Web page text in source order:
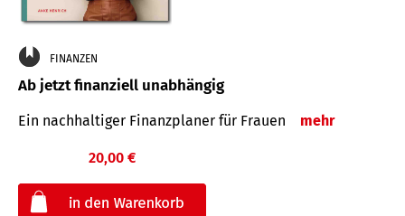
FINANZEN
Ab jetzt finanziell unabhängig
Ein nachhaltiger Finanzplaner für Frauen mehr
20,00 €